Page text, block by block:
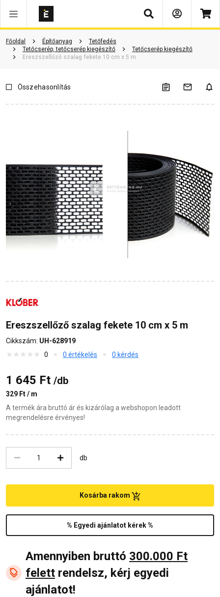
Keresés
Főoldal Építőanyag
Tetőfedés
Tetőcserép, tetőcserép kiegészítő
Tetőcserép kiegészítő
Ereszszellőző szalag fekete 10 cm x 5 m
Vásárlói vélemények Kérdések és válaszok Kapcsolódó cikkek
Összehasonlítás
Ereszszellőző szalag fekete 10 cm x 5 m
Cikkszám: UH-628919
0
0 értékelés 0 kérdés
1 645 Ft /db
329 Ft / m
A termék ára bruttó ár és kizárólag a webshopon leadott
megrendelésre érvényes!
db
% Egyedi ajánlatot kérek %
Kosárba rakom
Amennyiben bruttó 300.000 Ft
felett rendelsz, kérj egyedi
ajánlatot!